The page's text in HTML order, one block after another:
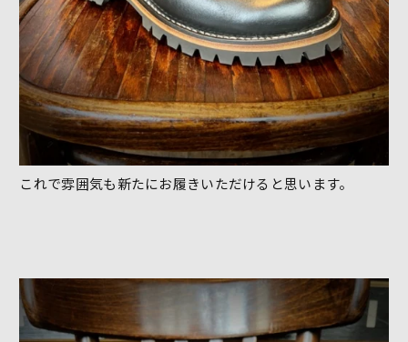
これで雰囲気も新たにお履きいただけると思います。